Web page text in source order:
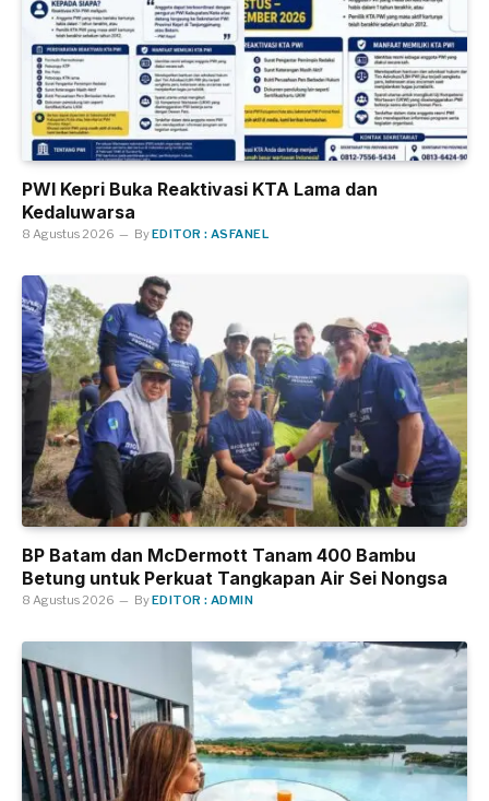
PWI Kepri Buka Reaktivasi KTA Lama dan
Kedaluwarsa
8 Agustus 2026 ByEDITOR : ASFANEL
BP Batam dan McDermott Tanam 400 Bambu
Betung untuk Perkuat Tangkapan Air Sei Nongsa
8 Agustus 2026 ByEDITOR : ADMIN